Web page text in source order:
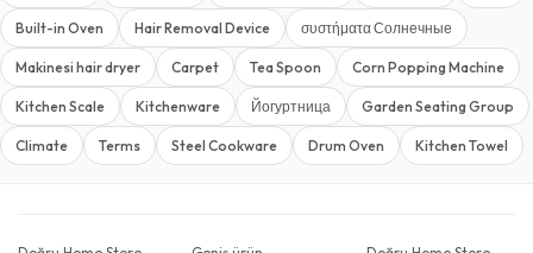
Built-in Oven Hair Removal Device συστήματα Солнечные
Makinesi hair dryer Carpet Tea Spoon Corn Popping Machine
Kitchen Scale Kitchenware Йогуртница Garden Seating Group
Climate Terms Steel Cookware Drum Oven Kitchen Towel